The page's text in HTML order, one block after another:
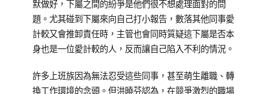
默做好，下屬之間的紛爭是他們很不想處理面對的問
題。尤其碰到下屬來向自己打小報告，數落其他同事愛
計較又會推卸責任時，主管也會同時質疑這下屬是否本
身也是一位愛計較的人，反而讓自己陷入不利的情況。
許多上班族因為無法忍受這些同事，甚至萌生離職、轉
換工作環境的念頭。但洪曉芬認為，在競爭激烈的職場